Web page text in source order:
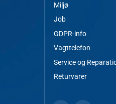
Miljø
Job
GDPR-info
Vagttelefon
Service og
Returvarer